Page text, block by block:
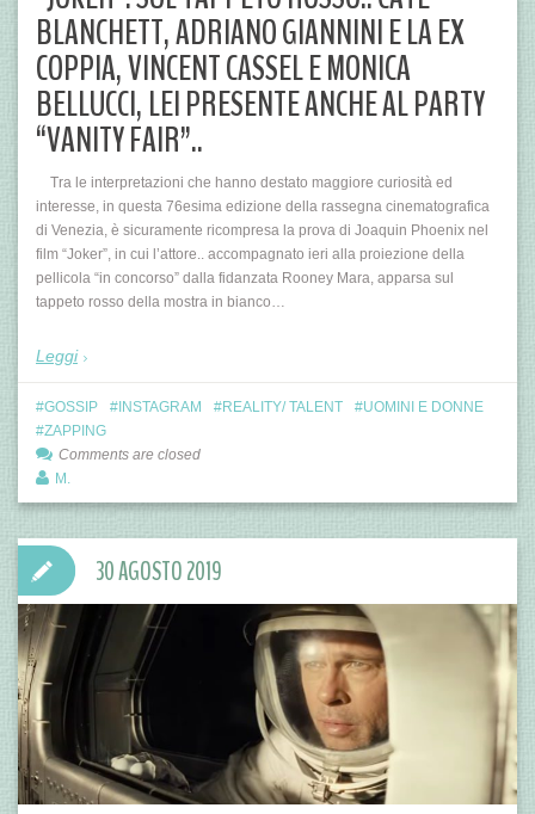
BLANCHETT, ADRIANO GIANNINI E LA EX
COPPIA, VINCENT CASSEL E MONICA
BELLUCCI, LEI PRESENTE ANCHE AL PARTY
“VANITY FAIR”..
Tra le interpretazioni che hanno destato maggiore curiosità ed
interesse, in questa 76esima edizione della rassegna cinematografica
di Venezia, è sicuramente ricompresa la prova di Joaquin Phoenix nel
film “Joker”, in cui l’attore.. accompagnato ieri alla proiezione della
pellicola “in concorso” dalla fidanzata Rooney Mara, apparsa sul
tappeto rosso della mostra in bianco…
Leggi
GOSSIP INSTAGRAM REALITY/ TALENT
UOMINI E DONNE
ZAPPING
Comments are closed
M.
30 AGOSTO 2019